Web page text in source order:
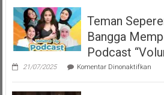
Teman
Bangga
Podcast
21/07/2025 Komentar Dinonaktifkanpada